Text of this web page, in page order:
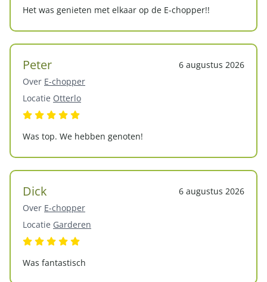
Het was genieten met elkaar op de E-chopper!!
Peter
6 augustus 2026
Over E-chopper
Locatie Otterlo
Was top. We hebben genoten!
Dick
6 augustus 2026
Over E-chopper
Locatie Garderen
Was fantastisch